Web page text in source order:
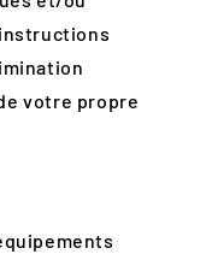
votre propre